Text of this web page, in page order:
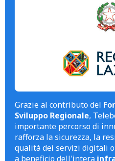
Grazie al contributo del
Sviluppo Regionale,
importante percorso di
rafforza la sicurezza, la
qualità dei servizi digitali
a beneficio dell'intera